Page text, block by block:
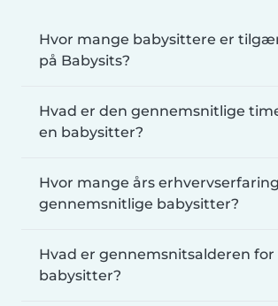
Hvor mange babysittere er
på Babysits?
Hvad er den gennemsnitlige
en babysitter?
Hvor mange års
gennemsnitlige babysitter?
Hvad er gennemsnitsalderen for
babysitter?